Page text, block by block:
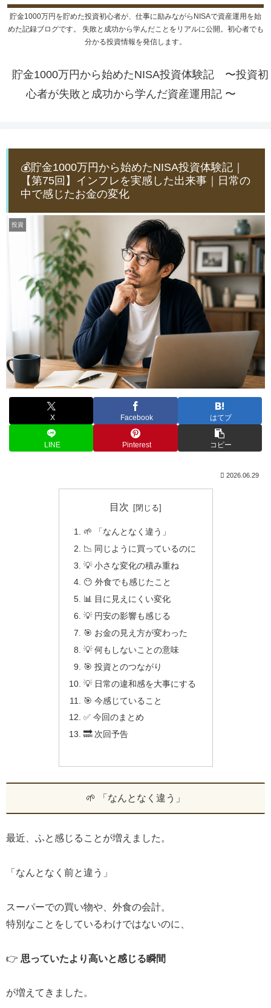
貯金1000万円を貯めた投資初心者が、仕事に励みながらNISAで資産運用を始
めた記録ブログです。 失敗と成功から学んだことをリアルに公開。初心者でも
分かる投資情報を発信します。
貯金1000万円から始めたNISA投資体験記 〜投資初
心者が失敗と成功から学んだ資産運用記 〜
💰貯金1000万円から始めたNISA投資体験記｜
【第75回】インフレを実感した出来事｜日常の
中で感じたお金の変化
投資
X Facebook はてブ
LINE Pinterest コピー
2026.06.29
目次
🌱 「なんとなく違う」
📉 同じように買っているのに
💡 小さな変化の積み重ね
😶 外食でも感じたこと
📊 目に見えにくい変化
💡 円安の影響も感じる
🎯 お金の見え方が変わった
💡 何もしないことの意味
🎯 投資とのつながり
💡 日常の違和感を大事にする
🎯 今感じていること
✅ 今回のまとめ
🔜 次回予告
🌱 「なんとなく違う」
最近、ふと感じることが増えました。
「なんとなく前と違う」
スーパーでの買い物や、外食の会計。
特別なことをしているわけではないのに、
👉 思っていたより高いと感じる瞬間
が増えてきました。